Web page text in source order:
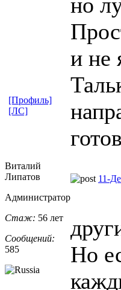
и не
[Профиль]
[ЛС]
Виталий
Липатов
Администратор
Стаж: 56 лет
Сообщений:
585
11-
Но